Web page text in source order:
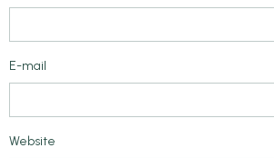
E-mail
Website